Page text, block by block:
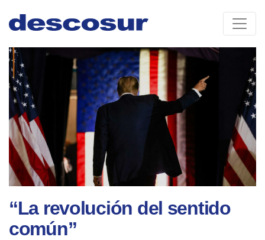
content
“La revolución del sentido
común”